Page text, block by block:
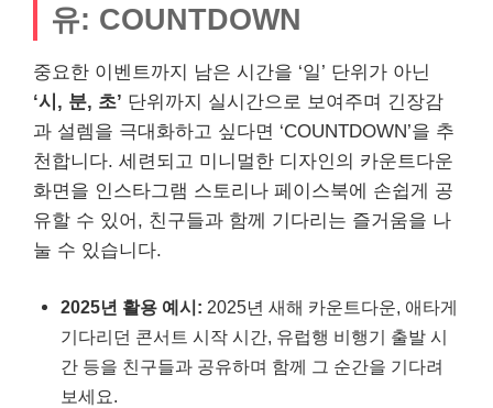
유: COUNTDOWN
중요한 이벤트까지 남은 시간을 ‘일’ 단위가 아닌
‘시, 분, 초’ 단위까지 실시간으로 보여주며 긴장감
과 설렘을 극대화하고 싶다면 ‘COUNTDOWN’을 추
천합니다. 세련되고 미니멀한 디자인의 카운트다운
화면을 인스타그램 스토리나 페이스북에 손쉽게 공
유할 수 있어, 친구들과 함께 기다리는 즐거움을 나
눌 수 있습니다.
2025년 활용 예시: 2025년 새해 카운트다운, 애타게
기다리던 콘서트 시작 시간, 유럽행 비행기 출발 시
간 등을 친구들과 공유하며 함께 그 순간을 기다려
보세요.